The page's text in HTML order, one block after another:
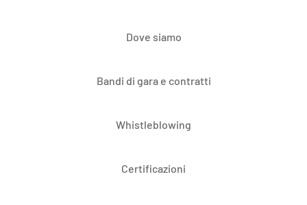
Dove siamo
Bandi di gara e contratti
Whistleblowing
Certificazioni